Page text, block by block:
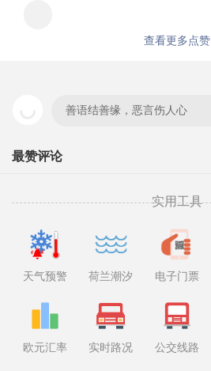
查看更多点赞
善语结善缘，恶言伤人心
最赞评论
实用工具
天气预警 荷兰潮汐 电子门票
欧元汇率 实时路况 公交线路